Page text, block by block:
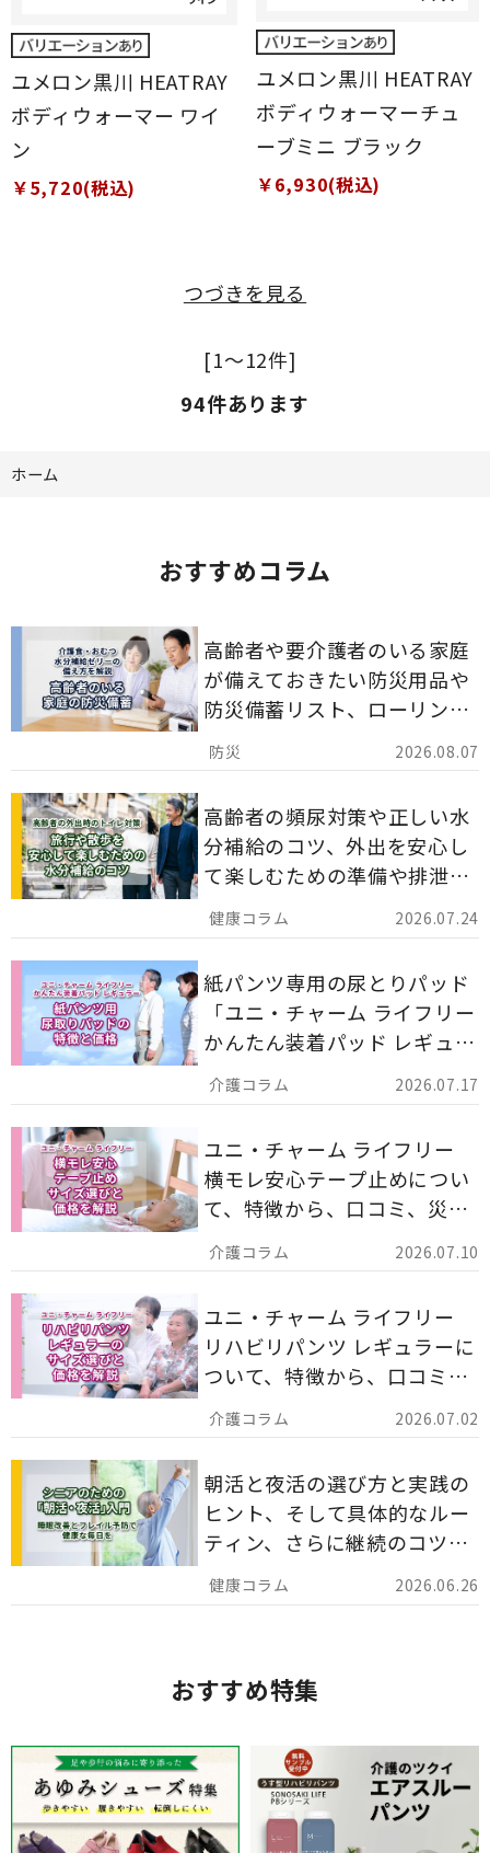
ユメロン黒川 HEATRAY
ボディウォーマー ワイ
ン
￥5,720(税込)
ユメロン黒川 HEATRAY
ボディウォーマーチュ
ーブミニ ブラック
￥6,930(税込)
つづきを見る
[1～12件]
94件あります
ホーム
おすすめコラム
2026.08.07
高齢者や要介護者のいる家庭
が備えておきたい防災用品や
防災備蓄リスト、ローリング
ストックのポイントについて
解説します。
2026.07.24
高齢者の頻尿対策や正しい水
分補給のコツ、外出を安心し
て楽しむための準備や排泄ケ
ア用品の選び方を解説しま
す。
2026.07.17
紙パンツ専用の尿とりパッド
「ユニ・チャーム ライフリー
かんたん装着パッド レギュラ
ー 計162枚」について解説し
ます。
2026.07.10
ユニ・チャーム ライフリー
横モレ安心テープ止めについ
て、特徴から、口コミ、災害
備蓄としての活用法まで分か
りやすく解説します。
2026.07.02
ユニ・チャーム ライフリー
リハビリパンツ レギュラーに
ついて、特徴から、口コミ、
災害備蓄としての活用法まで
分かりやすく解説します。
2026.06.26
朝活と夜活の選び方と実践の
ヒント、そして具体的なルー
ティン、さらに継続のコツま
でを詳しくご紹介します。
おすすめ特集